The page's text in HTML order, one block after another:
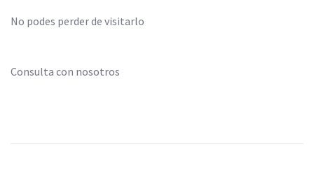
No podes perder de visitarlo
Consulta con nosotros